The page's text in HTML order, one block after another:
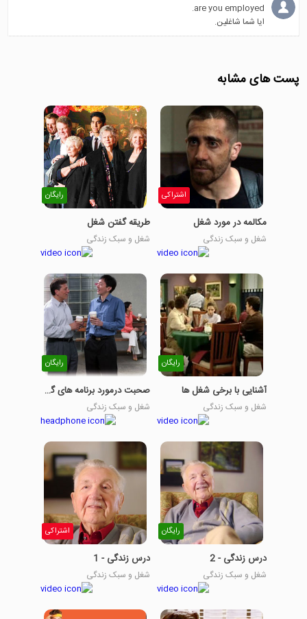
are you employed.
ایا شما شاغلین.
پست های مشابه
اشتراکی
مکالمه در مورد شغل
شغل و سبک زندگی
رایگان
طریقه گفتن شغل
شغل و سبک زندگی
رایگان
آشنایی با برخی شغل ها
شغل و سبک زندگی
رایگان
صحبت درمورد برنامه های گذشته و حال
شغل و سبک زندگی
رایگان
درس زندگی - 2
شغل و سبک زندگی
اشتراکی
درس زندگی - 1
شغل و سبک زندگی